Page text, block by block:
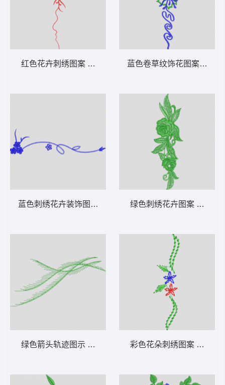
红色花卉刺绣图案 牛仔裤
蓝色刺绣花卉装饰图案 牛仔裤
绿色箭头轨迹图示 牛仔裤
蓝色卷草纹饰花图案 牛仔裤
绿色刺绣花卉图案 牛仔裤
彩色花朵刺绣图案 牛仔裤